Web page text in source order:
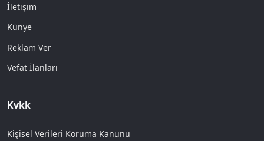
İletişim
Künye
Reklam Ver
Vefat İlanları
Kvkk
Kişisel Verileri Koruma Kanunu